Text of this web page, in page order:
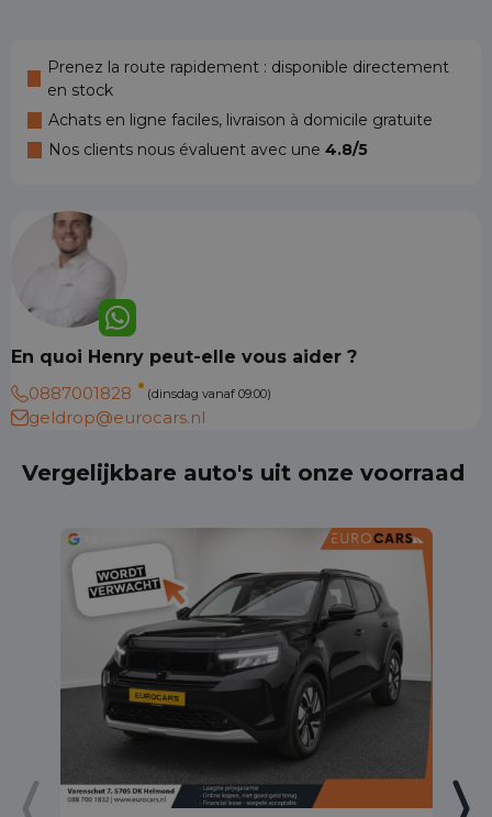
Prenez la route rapidement : disponible directement
en stock
Achats en ligne faciles, livraison à domicile gratuite
Nos clients nous évaluent avec une 4.8/5
En quoi Henry peut-elle vous aider ?
0887001828
(dinsdag vanaf 09:00)
geldrop@eurocars.nl
Vergelijkbare auto's uit onze voorraad